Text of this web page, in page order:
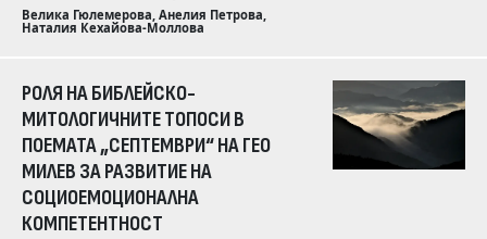
Велика Гюлемерова, Анелия Петрова,
Наталия Кехайова-Моллова
РОЛЯ НА БИБЛЕЙСКО-
МИТОЛОГИЧНИТЕ ТОПОСИ В
ПОЕМАТА „СЕПТЕМВРИ“ НА ГЕО
МИЛЕВ ЗА РАЗВИТИЕ НА
СОЦИОЕМОЦИОНАЛНА
КОМПЕТЕНТНОСТ